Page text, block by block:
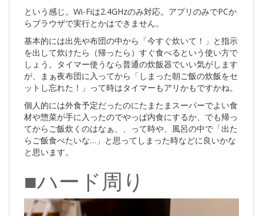
という感じ。Wi-Fiは2.4GHzのみ対応。アプリのみでPCか
らブラウザで実行とかはできません。
基本的には出先や布団の中から「今すぐ炊いて！」と指示
を出して炊けたら（帰ったら）すぐ食べるという使い方で
しょう。タイマー使うなら普通の炊飯器でいい気がします
が、まぁ夜布団に入ってから「しまった朝ご飯の炊飯をセ
ットし忘れた！」って時はタイマーもアリかもですかね。
個人的には外食予定だったのにたまたまスーパーでよい食
材や惣菜が手に入ったのでやっぱ内食にするか、でも帰っ
てからご飯炊くのはなぁ、、って時や、風呂の中で「出た
らご飯食べたいな…」と思ってしまった時などに良いかな
と思います。
■ハード周り